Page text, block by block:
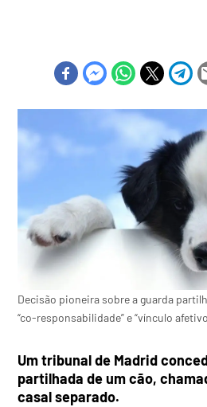
Decisão pioneira sobre a guarda
“co-responsabilidade” e “vínculo
Um tribunal de Madrid
partilhada de um cão,
casal separado.